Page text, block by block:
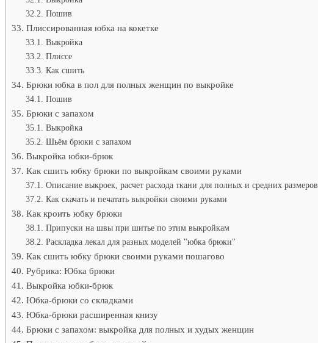
Пошив
Плиссированная юбка на кокетке
Выкройка
Плиссе
Как сшить
Брюки юбка в пол для полных женщин по выкройке
Пошив
Брюки с запахом
Выкройка
Шьём брюки с запахом
Выкройка юбки-брюк
Как сшить юбку брюки по выкройкам своими руками
Описание выкроек, расчет расхода ткани для полных и средних размеров
Как скачать и печатать выкройки своими руками
Как кроить юбку брюки
Припуски на швы при шитье по этим выкройкам
Раскладка лекал для разных моделей "юбка брюки"
Как сшить юбку брюки своими руками пошагово
Рубрика: Юбка брюки
Выкройка юбки-брюк
Юбка-брюки со складками
Юбка-брюки расширенная книзу
Брюки с запахом: выкройка для полных и худых женщин